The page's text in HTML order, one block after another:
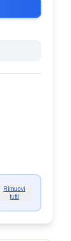
Rimuovi
tutti